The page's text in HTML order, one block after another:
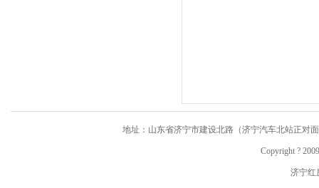
地址：山东省济宁市建设北路（济宁汽车北站正对
Copyright ?
济宁红